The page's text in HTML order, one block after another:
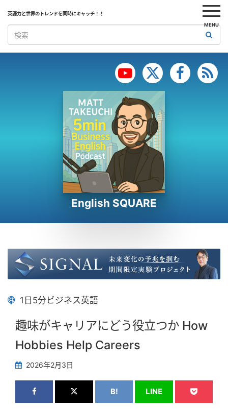
MENU
英語力と世界のトレンドを同時にキャッチ！！
English SQUARE
1日5分ビジネス英語
趣味がキャリアにどう役立つか How
Hobbies Help Careers
2026年2月3日
B! LINE